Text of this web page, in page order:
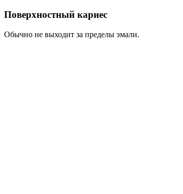
Поверхностный кариес
Обычно не выходит за пределы эмали.